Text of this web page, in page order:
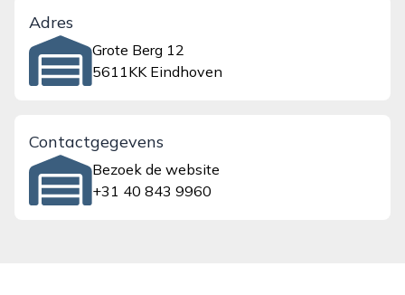
Adres
Grote Berg 12
5611KK Eindhoven
Contactgegevens
Bezoek de website
+31 40 843 9960